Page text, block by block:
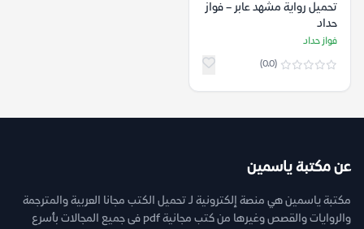
تحميل رواية مشهد عابر – فواز
حداد
فواز حداد
(0.0)
عن مكتبة ياسمين
مكتبة ياسمين هي منصة إلكترونية لـ تحميل الكتب مجانا العربية والمترجمة
والروايات والقصص وغيرها من كتب مجانية pdf فى جميع المجالات بأسرع